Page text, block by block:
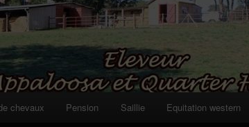
chevaux Pension Saillie Equitation western